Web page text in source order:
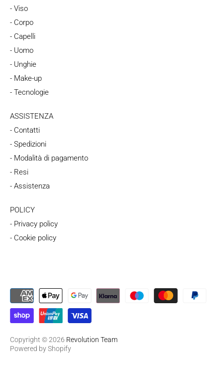
- Viso
- Corpo
- Capelli
- Uomo
- Unghie
- Make-up
- Tecnologie
ASSISTENZA
- Contatti
- Spedizioni
- Modalità di pagamento
- Resi
- Assistenza
POLICY
- Privacy policy
- Cookie policy
Copyright © 2026 Revolution Team
Powered by Shopify